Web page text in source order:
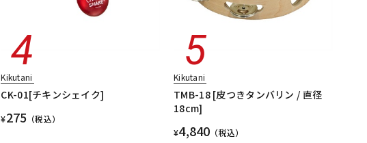
Kikutani
CK-01[チキンシェイク]
¥275 （税込）
Kikutani
TMB-18 [皮つきタンバリン / 直径
18cm]
¥4,840 （税込）